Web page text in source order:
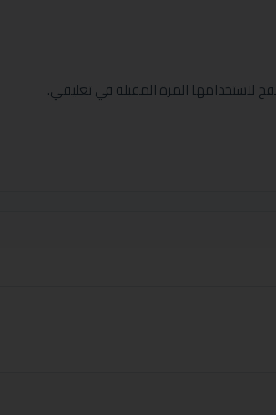
لاستخدامها المرة المقبلة في تعليقي.